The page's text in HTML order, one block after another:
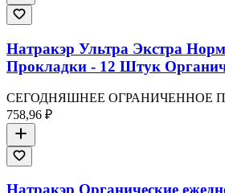
Натракэр Ультра Экстра
Прокладки - 12 Штук
СЕГОДНЯШНЕЕ ОГРАНИЧЕННОЕ
758,96 ₽